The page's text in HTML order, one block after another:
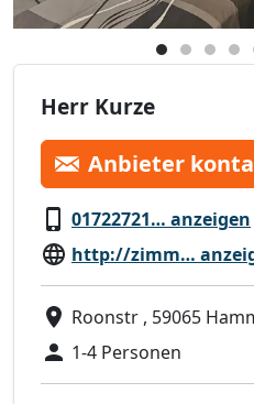
Herr Kurze
Anbieter
01722721… anzeigen
http://zimm…
Roonstr , 59065
1-4 Personen